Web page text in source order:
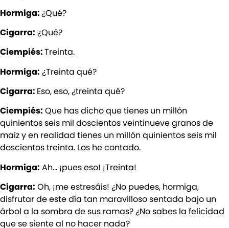
Hormiga:¿Qué?
Cigarra: ¿Qué?
Ciempiés:Treinta.
Hormiga: ¿Treinta qué?
Cigarra: Eso, eso, ¿treinta qué?
Ciempiés: Que has dicho que tienes un millón
quinientos seis mil doscientos veintinueve granos de
maíz y en realidad tienes un millón quinientos seis mil
doscientos treinta. Los he contado.
Hormiga: Ah… ¡pues eso! ¡Treinta!
Cigarra: Oh, ¡me estresáis! ¿No puedes, hormiga,
disfrutar de este día tan maravilloso sentada bajo un
árbol a la sombra de sus ramas? ¿No sabes la felicidad
que se siente al no hacer nada?